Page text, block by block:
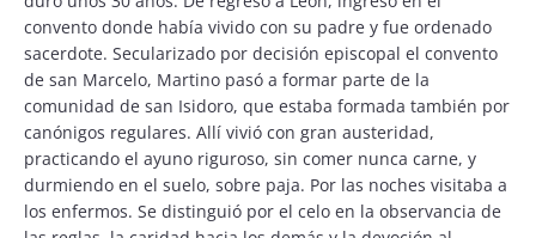
convento donde había vivido con su padre y fue ordenado
sacerdote. Secularizado por decisión episcopal el convento
de san Marcelo, Martino pasó a formar parte de la
comunidad de san Isidoro, que estaba formada también por
canónigos regulares. Allí vivió con gran austeridad,
practicando el ayuno riguroso, sin comer nunca carne, y
durmiendo en el suelo, sobre paja. Por las noches visitaba a
los enfermos. Se distinguió por el celo en la observancia de